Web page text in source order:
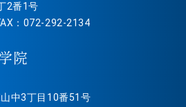
2番1号
：072-292-2134
院
中3丁目10番51号